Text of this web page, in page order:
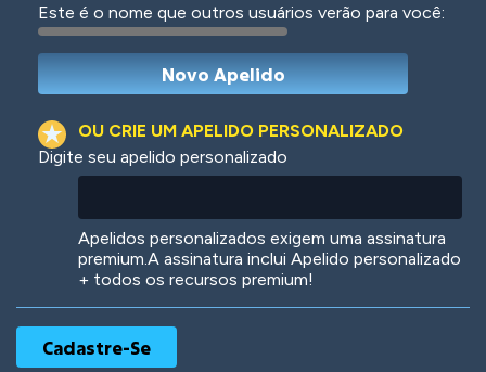
Woof Jungle Cats
Este é o nome que outros usuários verão para você:
OU CRIE UM APELIDO PERSONALIZADO
Digite seu apelido personalizado
Apelidos personalizados exigem uma assinatura
premium.A assinatura inclui Apelido personalizado
+ todos os recursos premium!